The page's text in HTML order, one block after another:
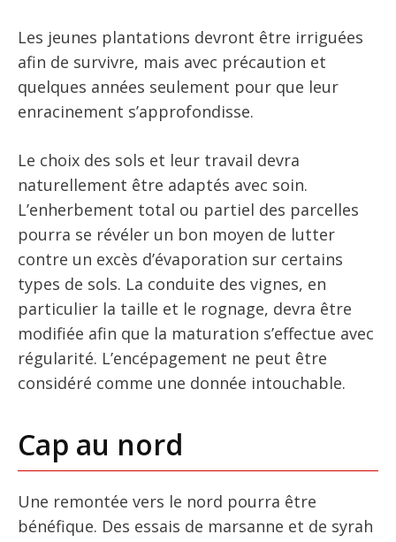
Les jeunes plantations devront être irriguées
afin de survivre, mais avec précaution et
quelques années seulement pour que leur
enracinement s’approfondisse.
Le choix des sols et leur travail devra
naturellement être adaptés avec soin.
L’enherbement total ou partiel des parcelles
pourra se révéler un bon moyen de lutter
contre un excès d’évaporation sur certains
types de sols. La conduite des vignes, en
particulier la taille et le rognage, devra être
modifiée afin que la maturation s’effectue avec
régularité. L’encépagement ne peut être
considéré comme une donnée intouchable.
Cap au nord
Une remontée vers le nord pourra être
bénéfique. Des essais de marsanne et de syrah